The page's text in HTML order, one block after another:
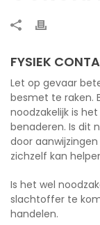
FYSIEK
Let op gevaar
besmet te raken.
noodzakelijk is
benaderen. Is dit
door
zichzelf kan
Is het wel
slachtoffer te
handelen.